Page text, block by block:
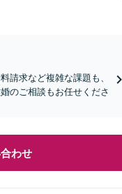
請求など複雑な課題も、
のご相談もお任せくださ
わせ